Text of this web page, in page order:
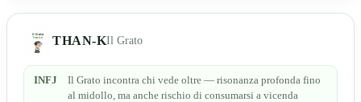
THAN-KIl Grato
INFJ
Il Grato incontra chi vede oltre — risonanza profonda fino
al midollo, ma anche rischio di consumarsi a vicenda